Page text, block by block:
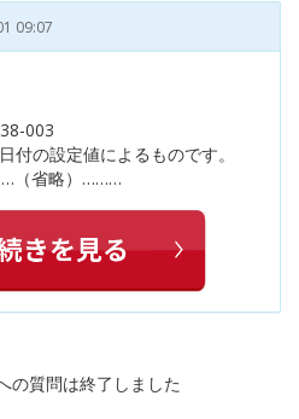
09:07
003
付の設定値によるものです。
（省略）………
の質問は終了しました